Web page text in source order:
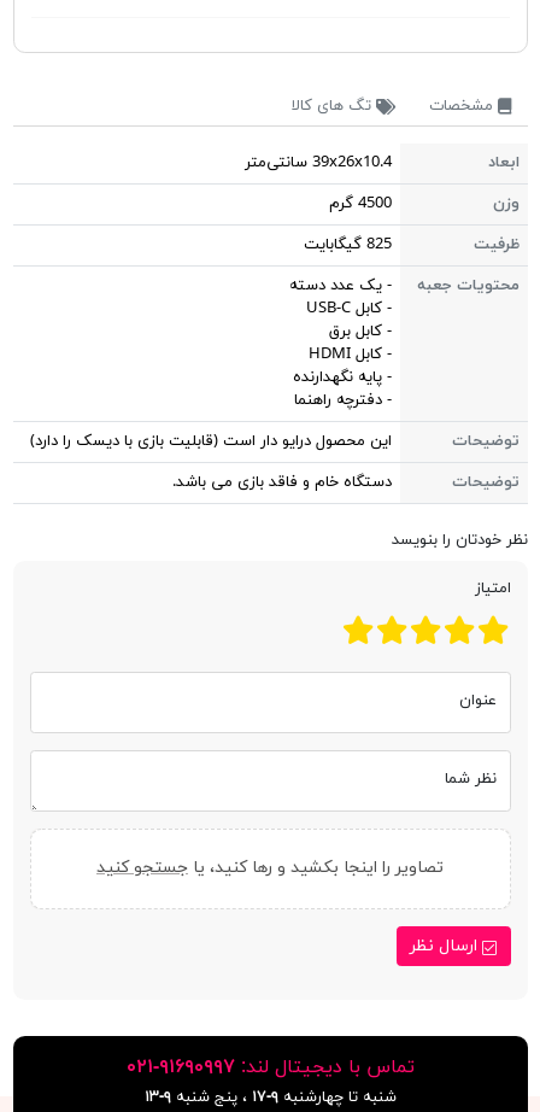
مشخصات تگ های کالا
ابعاد
39x26x10.4 سانتی‌متر
وزن
4500 گرم
ظرفیت
825 گیگابایت
محتویات جعبه
- یک عدد دسته
- کابل USB-C
- کابل برق
- کابل HDMI
- پایه نگهدارنده
- دفترچه راهنما
توضیحات
این محصول درایو دار است (قابلیت بازی با دیسک را دارد)
توضیحات
دستگاه خام و فاقد بازی می باشد.
نظر خودتان را بنویسد
امتیاز
عنوان
نظر شما
تصاویر را اینجا بکشید و رها کنید، یا جستجو کنید
ارسال نظر
تماس با دیجیتال لند:٩١۶٩٠٩٩٧-٠٢١
شنبه تا چهارشنبه۹-۱۷ ، پنج شنبه۹-١٣